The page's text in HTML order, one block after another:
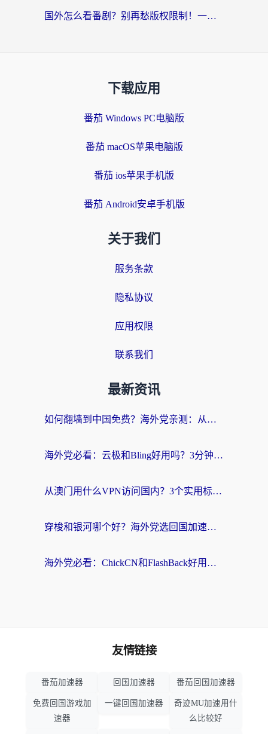
国外怎么看番剧？别再愁版权限制！一个工具解决所有回国追剧难题
下载应用
番茄 Windows PC电脑版
番茄 macOS苹果电脑版
番茄 ios苹果手机版
番茄 Android安卓手机版
关于我们
服务条款
隐私协议
应用权限
联系我们
最新资讯
如何翻墙到中国免费？海外党亲测：从踩坑到选对加速器的全攻略
海外党必看：云极和Bling好用吗？3分钟教你选对回国加速器
从澳门用什么VPN访问国内？3个实用标准帮你避开坑，无缝刷剧听歌
穿梭和银河哪个好？海外党选回国加速器的避坑指南，附番茄加速器实测体验
海外党必看：ChickCN和FlashBack好用吗？3招教你选对回国加速器（附云极、HomeCN、斧牛vs艾果对比）
友情链接
番茄加速器 回国加速器 番茄回国加速器
免费回国游戏加
速器
一键回国加速器
奇迹MU加速用什
么比较好